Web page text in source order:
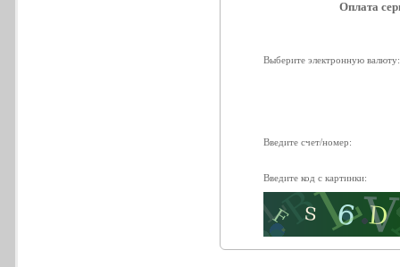
Выберите электронную валюту:
Введите счет/номер:
Введите код с картинки: